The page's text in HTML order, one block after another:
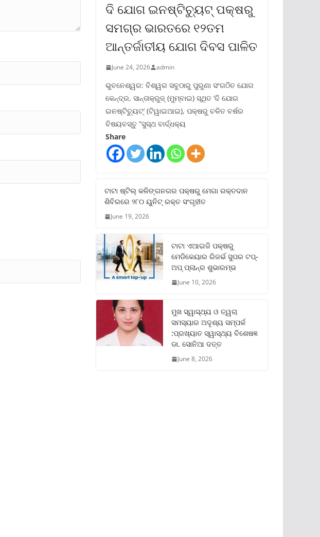
ଦି ଯୋଗ ଇନଷ୍ଟିଚ୍ୟୁଟ୍ ପକ୍ଷରୁ
ସମଗ୍ର ଭାରତରେ ୧୨ତମ
ଆନ୍ତର୍ଜାତୀୟ ଯୋଗ ଦିବସ ପାଳିତ
June 24, 2026 admin
ଭୁବନେଶ୍ୱର: ବିଶ୍ୱର ସବୁଠାରୁ ପୁରୁଣା ସଂଗଠିତ ଯୋଗ
କେନ୍ଦ୍ର, ସାନ୍ତାକ୍ରୁଜ୍ (ମୁମ୍ବାଇ) ସ୍ଥିତ ‘ଦି ଯୋଗ
ଇନଷ୍ଟିଚ୍ୟୁଟ୍‌’ (ଟିୱାଇଆଇ), ପକ୍ଷରୁ ଚଳିତ ବର୍ଷର
ବିଷୟବସ୍ତୁ “ସୁସ୍ଥ ବାର୍ଦ୍ଧକ୍ୟ
Share
ଟାଟା ଷ୍ଟିଲ୍‌ କଳିଙ୍ଗନଗର ପକ୍ଷରୁ ମେଗା ରକ୍ତଦାନ
ଶିବିରରେ ୨୮୦ ୟୁନିଟ୍‌ ରକ୍ତ ସଂଗୃହୀତ
June 19, 2026
ଟାଟା ଏଆଇଜି ପକ୍ଷରୁ
ମେଡିକେୟାର ରିଜର୍ଭ ସୁପର ଟପ୍‌-
ଅପ୍ ପ୍ଲାନ୍‌ର ଶୁଭାରମ୍ଭ
June 10, 2026
ମୁଖ ସ୍ୱାସ୍ଥ୍ୟ ଓ ତ୍ୱଚା
ସମସ୍ୟାର ଅଦୃଶ୍ୟ ସମ୍ପର୍କ
:ପ୍ରଖ୍ୟାତ ସ୍ୱାସ୍ଥ୍ୟ ବିଶେଷଜ୍ଞ
ଡା. ସୋନିଆ ଦତ୍ତ
June 8, 2026